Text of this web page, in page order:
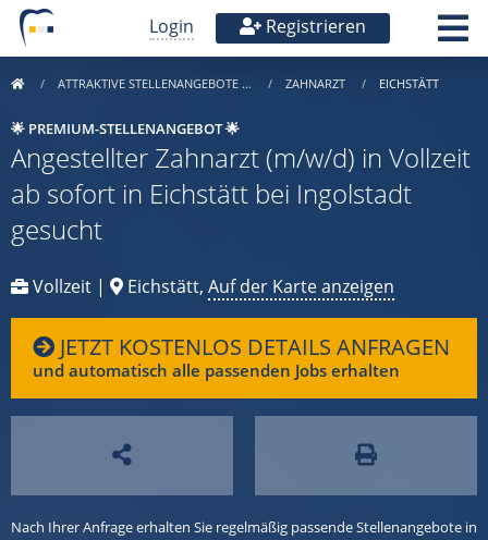
Login Registrieren
ATTRAKTIVE STELLENANGEBOTE … ZAHNARZT EICHSTÄTT
🌟 PREMIUM-STELLENANGEBOT 🌟
Angestellter Zahnarzt (m/w/d) in Vollzeit
ab sofort in Eichstätt bei Ingolstadt
gesucht
Vollzeit | Eichstätt, Auf der Karte anzeigen
JETZT KOSTENLOS DETAILS ANFRAGEN
und automatisch alle passenden Jobs erhalten
Nach Ihrer Anfrage erhalten Sie regelmäßig passende Stellenangebote in